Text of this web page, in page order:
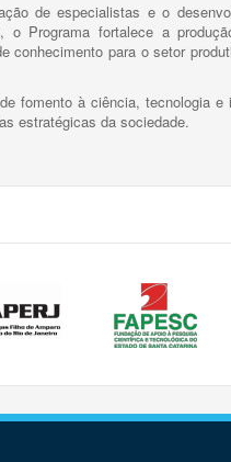
de especialistas e o
o Programa fortalece a
conhecimento para o setor
fomento à ciência, tecnologia e
estratégicas da sociedade.